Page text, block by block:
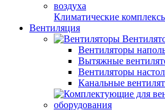
Климатические
Вентиляция
Вентиляторы
Вытяжные
Вентиляторы
Канальные